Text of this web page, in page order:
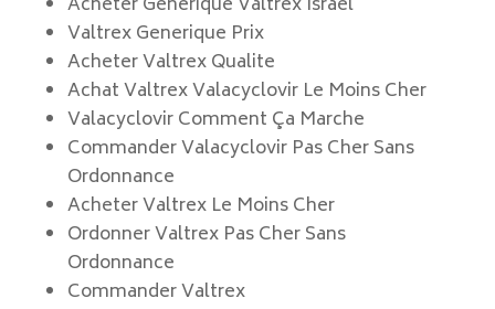
Valtrex Generique Prix
Acheter Valtrex Qualite
Achat Valtrex Valacyclovir Le Moins Cher
Valacyclovir Comment Ça Marche
Commander Valacyclovir Pas Cher Sans
Ordonnance
Acheter Valtrex Le Moins Cher
Ordonner Valtrex Pas Cher Sans
Ordonnance
Commander Valtrex